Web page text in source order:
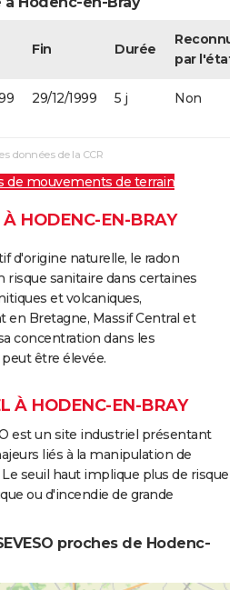
Fin Durée
par l'état
29/12/1999 5 j Non
données de la CCR
de mouvements de terrain
HODENC-EN-BRAY
d'origine naturelle, le radon
risque sanitaire dans certaines
et volcaniques,
Bretagne, Massif Central et
concentration dans les
être élevée.
À HODENC-EN-BRAY
est un site industriel présentant
liés à la manipulation de
seuil haut implique plus de risque
ou d'incendie de grande
proches de Hodenc-